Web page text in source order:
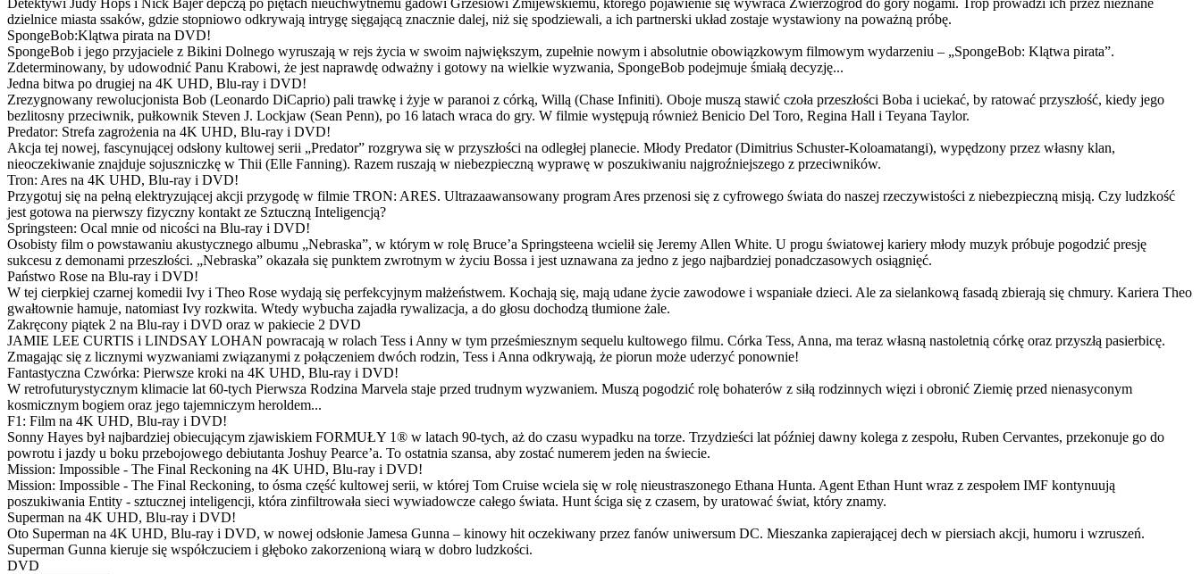
Detektywi Judy Hops i Nick Bajer depczą po piętach nieuchwytnemu gadowi Grzesiowi Żmijewskiemu, którego pojawienie się wywraca Zwierzogród do góry nogami. Trop prowadzi ich przez nieznane
dzielnice miasta ssaków, gdzie stopniowo odkrywają intrygę sięgającą znacznie dalej, niż się spodziewali, a ich partnerski układ zostaje wystawiony na poważną próbę.
SpongeBob:Klątwa pirata na DVD!
SpongeBob i jego przyjaciele z Bikini Dolnego wyruszają w rejs życia w swoim największym, zupełnie nowym i absolutnie obowiązkowym filmowym wydarzeniu – „SpongeBob: Klątwa pirata”.
Zdeterminowany, by udowodnić Panu Krabowi, że jest naprawdę odważny i gotowy na wielkie wyzwania, SpongeBob podejmuje śmiałą decyzję...
Jedna bitwa po drugiej na 4K UHD, Blu-ray i DVD!
Zrezygnowany rewolucjonista Bob (Leonardo DiCaprio) pali trawkę i żyje w paranoi z córką, Willą (Chase Infiniti). Oboje muszą stawić czoła przeszłości Boba i uciekać, by ratować przyszłość, kiedy jego
bezlitosny przeciwnik, pułkownik Steven J. Lockjaw (Sean Penn), po 16 latach wraca do gry. W filmie występują również Benicio Del Toro, Regina Hall i Teyana Taylor.
Predator: Strefa zagrożenia na 4K UHD, Blu-ray i DVD!
Akcja tej nowej, fascynującej odsłony kultowej serii „Predator” rozgrywa się w przyszłości na odległej planecie. Młody Predator (Dimitrius Schuster-Koloamatangi), wypędzony przez własny klan,
nieoczekiwanie znajduje sojuszniczkę w Thii (Elle Fanning). Razem ruszają w niebezpieczną wyprawę w poszukiwaniu najgroźniejszego z przeciwników.
Tron: Ares na 4K UHD, Blu-ray i DVD!
Przygotuj się na pełną elektryzującej akcji przygodę w filmie TRON: ARES. Ultrazaawansowany program Ares przenosi się z cyfrowego świata do naszej rzeczywistości z niebezpieczną misją. Czy ludzkość
jest gotowa na pierwszy fizyczny kontakt ze Sztuczną Inteligencją?
Springsteen: Ocal mnie od nicości na Blu-ray i DVD!
Osobisty film o powstawaniu akustycznego albumu „Nebraska”, w którym w rolę Bruce’a Springsteena wcielił się Jeremy Allen White. U progu światowej kariery młody muzyk próbuje pogodzić presję
sukcesu z demonami przeszłości. „Nebraska” okazała się punktem zwrotnym w życiu Bossa i jest uznawana za jedno z jego najbardziej ponadczasowych osiągnięć.
Państwo Rose na Blu-ray i DVD!
W tej cierpkiej czarnej komedii Ivy i Theo Rose wydają się perfekcyjnym małżeństwem. Kochają się, mają udane życie zawodowe i wspaniałe dzieci. Ale za sielankową fasadą zbierają się chmury. Kariera Theo
gwałtownie hamuje, natomiast Ivy rozkwita. Wtedy wybucha zajadła rywalizacja, a do głosu dochodzą tłumione żale.
Zakręcony piątek 2 na Blu-ray i DVD oraz w pakiecie 2 DVD
JAMIE LEE CURTIS i LINDSAY LOHAN powracają w rolach Tess i Anny w tym prześmiesznym sequelu kultowego filmu. Córka Tess, Anna, ma teraz własną nastoletnią córkę oraz przyszłą pasierbicę.
Zmagając się z licznymi wyzwaniami związanymi z połączeniem dwóch rodzin, Tess i Anna odkrywają, że piorun może uderzyć ponownie!
Fantastyczna Czwórka: Pierwsze kroki na 4K UHD, Blu-ray i DVD!
W retrofuturystycznym klimacie lat 60-tych Pierwsza Rodzina Marvela staje przed trudnym wyzwaniem. Muszą pogodzić rolę bohaterów z siłą rodzinnych więzi i obronić Ziemię przed nienasyconym
kosmicznym bogiem oraz jego tajemniczym heroldem...
F1: Film na 4K UHD, Blu-ray i DVD!
Sonny Hayes był najbardziej obiecującym zjawiskiem FORMUŁY 1® w latach 90-tych, aż do czasu wypadku na torze. Trzydzieści lat później dawny kolega z zespołu, Ruben Cervantes, przekonuje go do
powrotu i jazdy u boku przebojowego debiutanta Joshuy Pearce’a. To ostatnia szansa, aby zostać numerem jeden na świecie.
Mission: Impossible - The Final Reckoning na 4K UHD, Blu-ray i DVD!
Mission: Impossible - The Final Reckoning, to ósma część kultowej serii, w której Tom Cruise wciela się w rolę nieustraszonego Ethana Hunta. Agent Ethan Hunt wraz z zespołem IMF kontynuują
poszukiwania Entity - sztucznej inteligencji, która zinfiltrowała sieci wywiadowcze całego świata. Hunt ściga się z czasem, by uratować świat, który znamy.
Superman na 4K UHD, Blu-ray i DVD!
Oto Superman na 4K UHD, Blu-ray i DVD, w nowej odsłonie Jamesa Gunna – kinowy hit oczekiwany przez fanów uniwersum DC. Mieszanka zapierającej dech w piersiach akcji, humoru i wzruszeń.
Superman Gunna kieruje się współczuciem i głęboko zakorzenioną wiarą w dobro ludzkości.
DVD